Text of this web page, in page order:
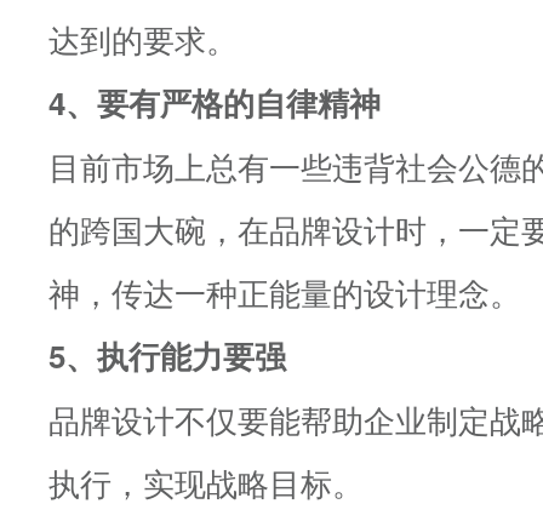
达到的要求。
4、要有严格的自律精神
目前市场上总有一些违背社会公德
的跨国大碗，在品牌设计时，一定
神，传达一种正能量的设计理念。
5、执行能力要强
品牌设计不仅要能帮助企业制定战
执行，实现战略目标。